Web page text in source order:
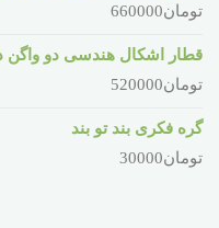
تومان660000
قطار اشکال هندسی دو واگن
تومان520000
گره فکری بند تو بند
تومان30000